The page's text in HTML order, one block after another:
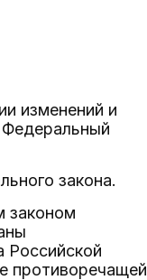
изменений и
закона.
законом
Российской
противоречащей